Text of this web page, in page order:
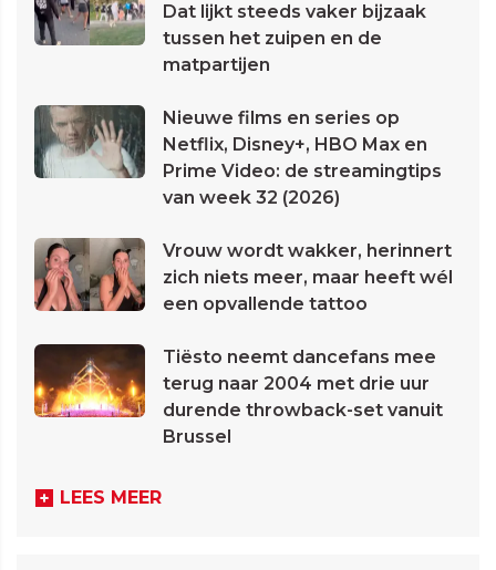
Dat lijkt steeds vaker bijzaak
tussen het zuipen en de
matpartijen
Nieuwe films en series op
Netflix, Disney+, HBO Max en
Prime Video: de streamingtips
van week 32 (2026)
Vrouw wordt wakker, herinnert
zich niets meer, maar heeft wél
een opvallende tattoo
Tiësto neemt dancefans mee
terug naar 2004 met drie uur
durende throwback-set vanuit
Brussel
LEES MEER